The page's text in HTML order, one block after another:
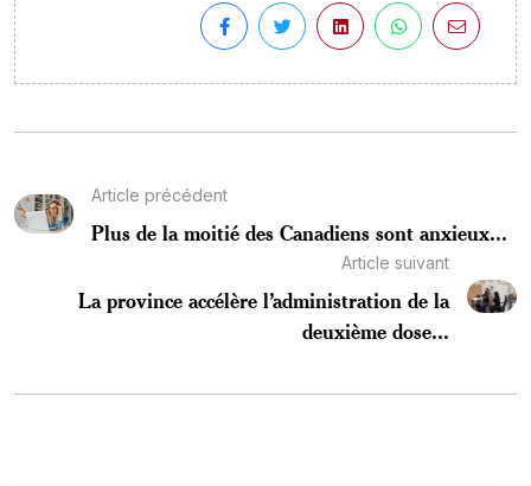
Article précédent
Plus de la moitié des Canadiens sont anxieux...
Article suivant
La province accélère l’administration de la
deuxième dose...